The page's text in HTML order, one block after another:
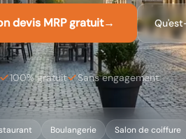
devis MRP gratuit→
100% gratuit Sans engagement
Boulangerie Salon de coiffure